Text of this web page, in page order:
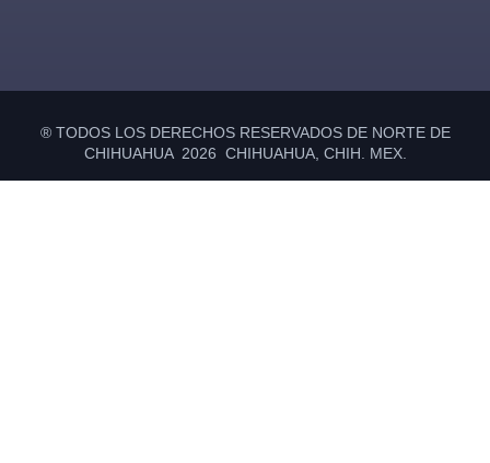
® TODOS LOS DERECHOS RESERVADOS DE NORTE DE
CHIHUAHUA 2026 CHIHUAHUA, CHIH. MEX.